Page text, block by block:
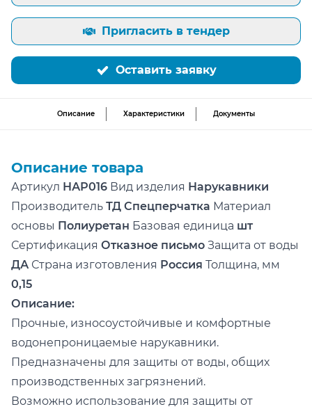
Пригласить в тендер
Оставить заявку
Описание Характеристики Документы
Описание товара
Артикул НАР016 Вид изделия Нарукавники
Производитель ТД Спецперчатка Материал
основы Полиуретан Базовая единица шт
Сертификация Отказное письмо Защита от воды
ДА С трана изготовления Россия Т олщина, мм
0,15
О писание:
Прочные, износоустойчивые и комфортные
водонепроницаемые нарукавники.
Предназначены для защиты от воды, общих
производственных загрязнений.
Возможно использование для защиты от